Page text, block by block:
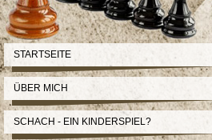
STARTSEITE
ÜBER MICH
SCHACH - EIN KINDERSPIEL?